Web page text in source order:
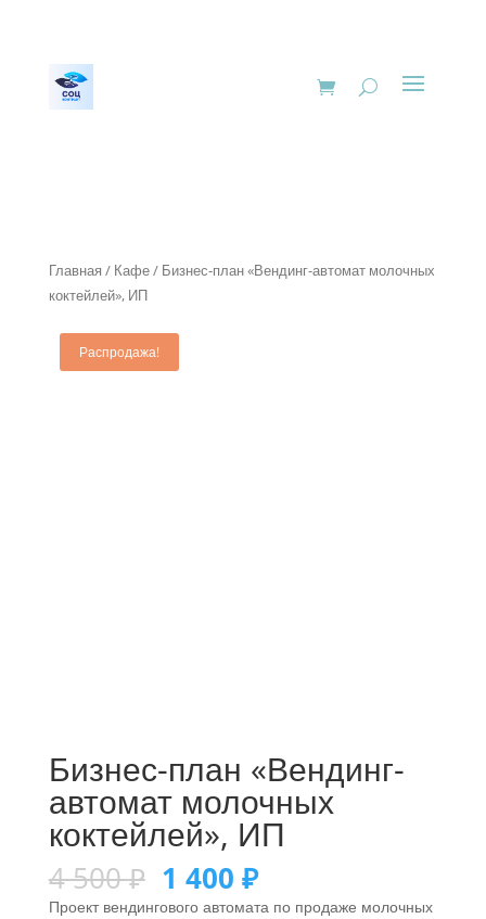
Главная / Кафе/ Бизнес-план «Вендинг-автомат молочных
коктейлей», ИП
Распродажа!
Бизнес-план «Вендинг-
автомат молочных
коктейлей», ИП
4 500₽ 1 400 ₽
Проект вендингового автомата по продаже молочных